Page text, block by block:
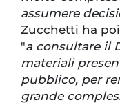
assumere
Zucchetti ha
"a consultare il
materiali
pubblico, per
grande